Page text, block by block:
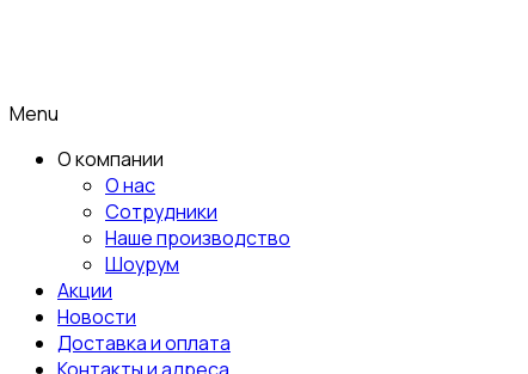
Menu
О компании
О нас
Сотрудники
Наше производство
Шоурум
Акции
Новости
Доставка и оплата